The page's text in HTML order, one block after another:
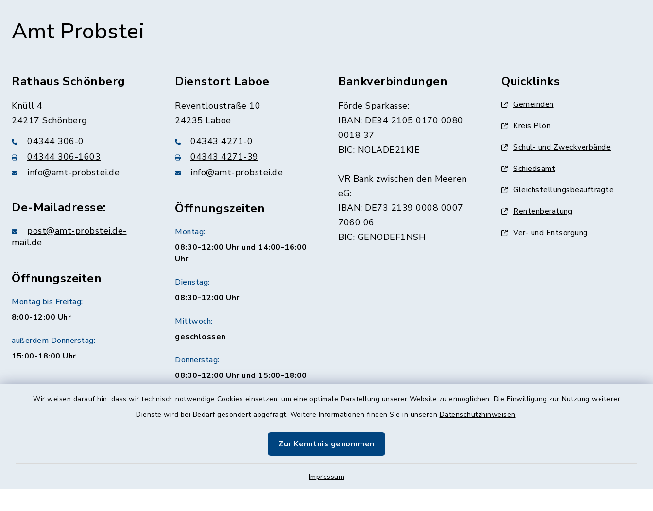
Wir weisen darauf hin, dass wir technisch notwendige Cookies einsetzen, um eine optimale Darstellung unserer Website zu ermöglichen. Die Einwilligung zur Nutzung weiterer
Dienste wird bei Bedarf gesondert abgefragt. Weitere Informationen finden Sie in unseren Datenschutzhinweisen.
Zur Kenntnis genommen
Impressum
Amt Probstei
Rathaus Schönberg
Knüll 4
24217 Schönberg
04344 306-0
04344 306-1603
info@amt-probstei.de
De-Mailadresse:
post@amt-probstei.de-
mail.de
Öffnungszeiten
Montag bis Freitag:
8:00-12:00 Uhr
außerdem Donnerstag:
15:00-18:00 Uhr
Dienstort Laboe
Reventloustraße 10
24235 Laboe
04343 4271-0
04343 4271-39
info@amt-probstei.de
Öffnungszeiten
Montag:
08:30-12:00 Uhr und 14:00-16:00
Uhr
Dienstag:
08:30-12:00 Uhr
Mittwoch:
geschlossen
Donnerstag:
08:30-12:00 Uhr und 15:00-18:00
Uhr
Freitag:
Bankverbindungen
Förde Sparkasse:
IBAN: DE94 2105 0170 0080
0018 37
BIC: NOLADE21KIE
VR Bank zwischen den Meeren
eG:
IBAN: DE73 2139 0008 0007
7060 06
BIC: GENODEF1NSH
Quicklinks
Gemeinden
Kreis Plön
Schul- und Zweckverbände
Schiedsamt
Gleichstellungsbeauftragte
Rentenberatung
Ver- und Entsorgung